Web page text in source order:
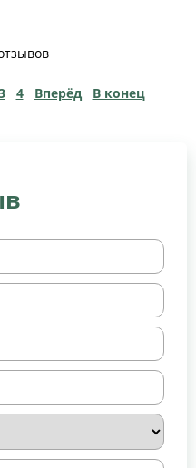
4 Вперёд В конец